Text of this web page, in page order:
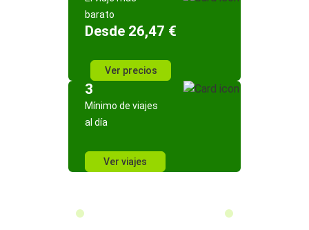
barato
Desde 26,47 €
Ver precios
3
Mínimo de viajes
al día
Ver viajes